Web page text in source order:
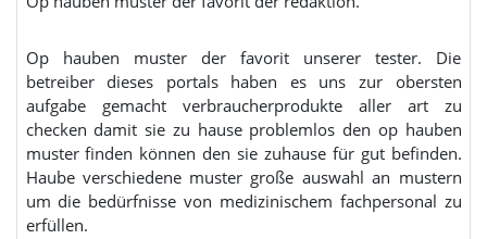
Op hauben muster der favorit unserer tester. Die
betreiber dieses portals haben es uns zur obersten
aufgabe gemacht verbraucherprodukte aller art zu
checken damit sie zu hause problemlos den op hauben
muster finden können den sie zuhause für gut befinden.
Haube verschiedene muster große auswahl an mustern
um die bedürfnisse von medizinischem fachpersonal zu
erfüllen.